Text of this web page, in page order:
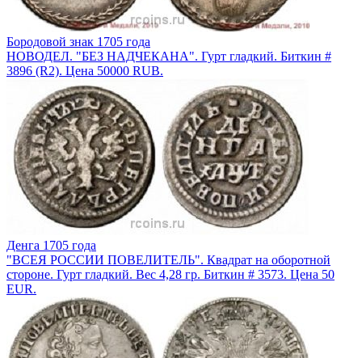
Бородовой знак 1705 года
НОВОДЕЛ. "БЕЗ НАДЧЕКАНА". Гурт гладкий. Биткин #
3896 (R2). Цена 50000 RUB.
Денга 1705 года
"ВСЕЯ РОССИИ ПОВЕЛИТЕЛЬ". Квадрат на оборотной
стороне. Гурт гладкий. Вес 4,28 гр. Биткин # 3573. Цена 50
EUR.